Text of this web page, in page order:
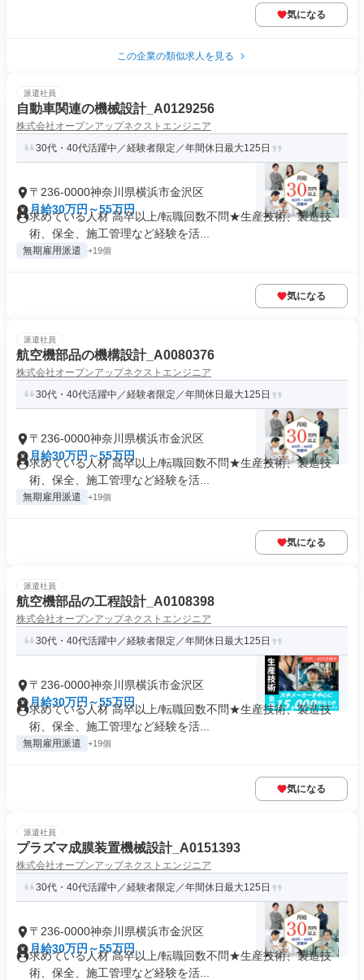
気になる
この企業の類似求人を見る
派遣社員
自動車関連の機械設計_A0129256
株式会社オープンアップネクストエンジニア
30代・40代活躍中／経験者限定／年間休日最大125日
〒236-0000神奈川県横浜市金沢区
月給30万円～55万円
求めている人材 高卒以上/転職回数不問★生産技術、製造技
術、保全、施工管理など経験を活...
無期雇用派遣 +19個
気になる
派遣社員
航空機部品の機構設計_A0080376
株式会社オープンアップネクストエンジニア
30代・40代活躍中／経験者限定／年間休日最大125日
〒236-0000神奈川県横浜市金沢区
月給30万円～55万円
求めている人材 高卒以上/転職回数不問★生産技術、製造技
術、保全、施工管理など経験を活...
無期雇用派遣 +19個
気になる
派遣社員
航空機部品の工程設計_A0108398
株式会社オープンアップネクストエンジニア
30代・40代活躍中／経験者限定／年間休日最大125日
〒236-0000神奈川県横浜市金沢区
月給30万円～55万円
求めている人材 高卒以上/転職回数不問★生産技術、製造技
術、保全、施工管理など経験を活...
無期雇用派遣 +19個
気になる
派遣社員
プラズマ成膜装置機械設計_A0151393
株式会社オープンアップネクストエンジニア
30代・40代活躍中／経験者限定／年間休日最大125日
〒236-0000神奈川県横浜市金沢区
月給30万円～55万円
求めている人材 高卒以上/転職回数不問★生産技術、製造技
術、保全、施工管理など経験を活...